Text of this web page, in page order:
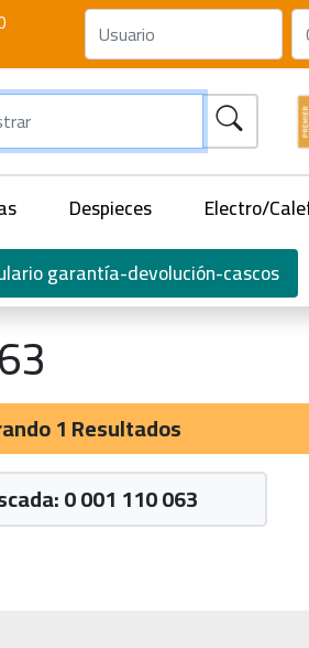
Despieces Electro/
garantía-devolución-cascos
1 Resultados
0 001 110 063